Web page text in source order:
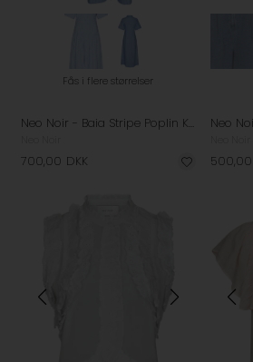
Fås i flere størrelser
Neo Noir - Baia Stripe Poplin Kjole - Light Blue
700,00 DKK 500,00